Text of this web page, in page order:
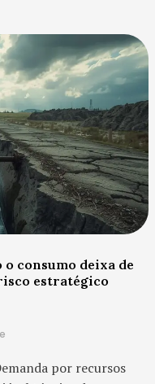
consumo deixa de
estratégico
por recursos